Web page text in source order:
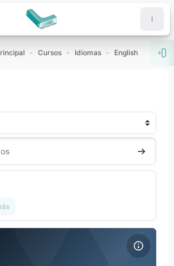
Cursos Idiomas English
Buscar
del curso Inglés B1 Ayuntamiento